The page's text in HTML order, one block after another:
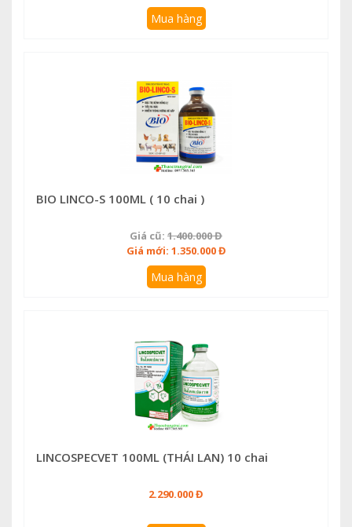
Mua hàng
BIO LINCO-S 100ML ( 10 chai )
Giá cũ: 1.400.000 Đ
Giá mới: 1.350.000 Đ
Mua hàng
LINCOSPECVET 100ML (THÁI LAN) 10 chai
2.290.000 Đ